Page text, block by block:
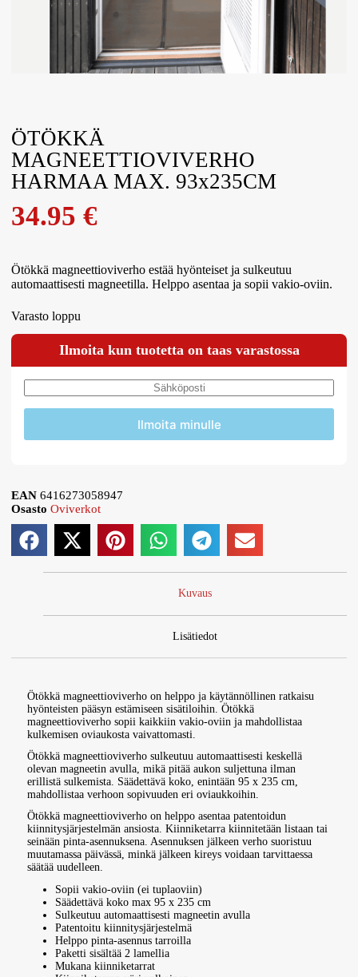
ÖTÖKKÄ
MAGNEETTIOVIVERHO
HARMAA MAX. 93x235CM
34.95€
Ötökkä magneettioviverho estää hyönteiset ja sulkeutuu
automaattisesti magneetilla. Helppo asentaa ja sopii vakio-oviin.
Varasto loppu
Ilmoita kun tuotetta on taas varastossa
Ilmoita minulle
EAN6416273058947
Osasto Oviverkot
Kuvaus
Lisätiedot
Ötökkä magneettioviverho on helppo ja käytännöllinen ratkaisu
hyönteisten pääsyn estämiseen sisätiloihin. Ötökkä
magneettioviverho sopii kaikkiin vakio-oviin ja mahdollistaa
kulkemisen oviaukosta vaivattomasti.
Ötökkä magneettioviverho sulkeutuu automaattisesti keskellä
olevan magneetin avulla, mikä pitää aukon suljettuna ilman
erillistä sulkemista. Säädettävä koko, enintään 95 x 235 cm,
mahdollistaa verhoon sopivuuden eri oviaukkoihin.
Ötökkä magneettioviverho on helppo asentaa patentoidun
kiinnitysjärjestelmän ansiosta. Kiinniketarra kiinnitetään listaan tai
seinään pinta-asennuksena. Asennuksen jälkeen verho suoristuu
muutamassa päivässä, minkä jälkeen kireys voidaan tarvittaessa
säätää uudelleen.
Sopii vakio-oviin (ei tuplaoviin)
Säädettävä koko max 95 x 235 cm
Sulkeutuu automaattisesti magneetin avulla
Patentoitu kiinnitysjärjestelmä
Helppo pinta-asennus tarroilla
Paketti sisältää 2 lamellia
Mukana kiinniketarrat